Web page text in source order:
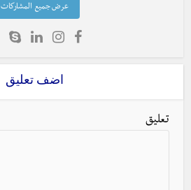
عرض جميع المشاركات
اضف تعليق
تعليق